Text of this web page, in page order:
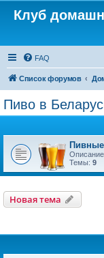
Клуб
FAQ
Список форумов
Пиво в
Темы: 9
Новая тема